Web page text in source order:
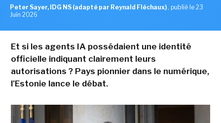
Peter Sayer, IDG NS (adapté par Reynald Fléchaux) , publié le 23
Juin 2026
Et si les agents IA possédaient une identité
officielle indiquant clairement leurs
autorisations ? Pays pionnier dans le numérique,
l'Estonie lance le débat.